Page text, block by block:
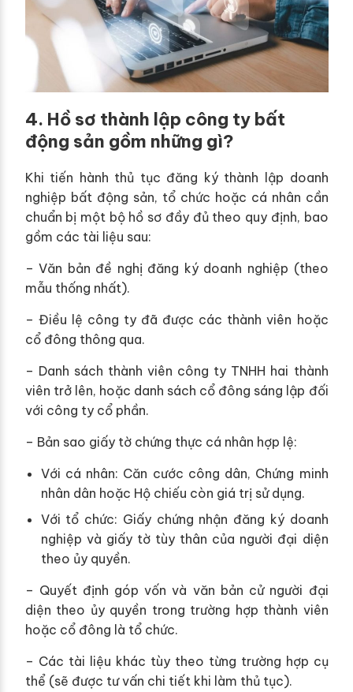
4. Hồ sơ thành lập công ty bất
động sản gồm những gì?
Khi tiến hành thủ tục đăng ký thành lập doanh
nghiệp bất động sản, tổ chức hoặc cá nhân cần
chuẩn bị một bộ hồ sơ đầy đủ theo quy định, bao
gồm các tài liệu sau:
– Văn bản đề nghị đăng ký doanh nghiệp (theo
mẫu thống nhất).
– Điều lệ công ty đã được các thành viên hoặc
cổ đông thông qua.
– Danh sách thành viên công ty TNHH hai thành
viên trở lên, hoặc danh sách cổ đông sáng lập đối
với công ty cổ phần.
– Bản sao giấy tờ chứng thực cá nhân hợp lệ:
Với cá nhân: Căn cước công dân, Chứng minh
nhân dân hoặc Hộ chiếu còn giá trị sử dụng.
Với tổ chức: Giấy chứng nhận đăng ký doanh
nghiệp và giấy tờ tùy thân của người đại diện
theo ủy quyền.
– Quyết định góp vốn và văn bản cử người đại
diện theo ủy quyền trong trường hợp thành viên
hoặc cổ đông là tổ chức.
– Các tài liệu khác tùy theo từng trường hợp cụ
thể (sẽ được tư vấn chi tiết khi làm thủ tục).